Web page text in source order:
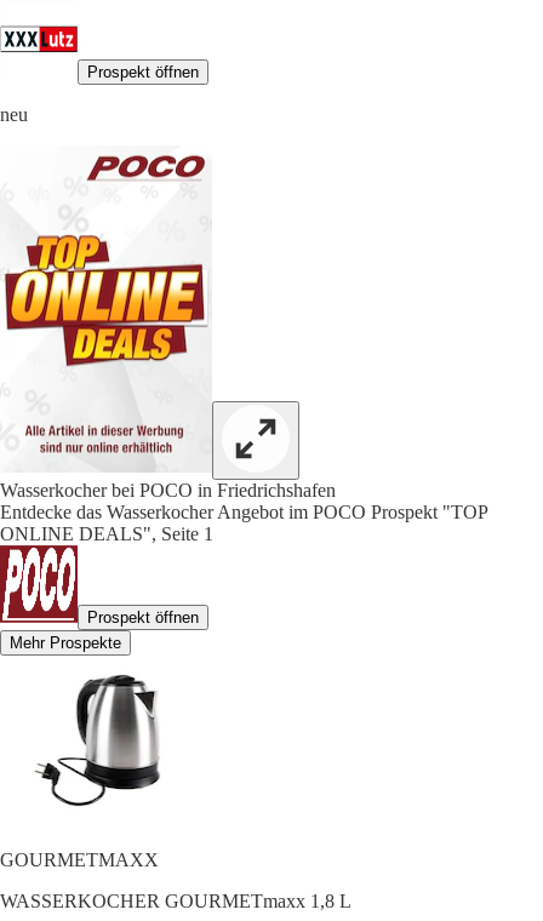
Prospekt öffnen
neu
Wasserkocher bei POCO in Friedrichshafen
Entdecke das Wasserkocher Angebot im POCO Prospekt "TOP
ONLINE DEALS", Seite 1
Prospekt öffnen
Mehr Prospekte
GOURMETMAXX
WASSERKOCHER GOURMETmaxx 1,8 L